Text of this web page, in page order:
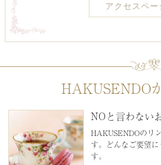
アクセスペー
HAKUSENDO
NOと言わない
HAKUSENDOのリ
す。どんなご要望
す。